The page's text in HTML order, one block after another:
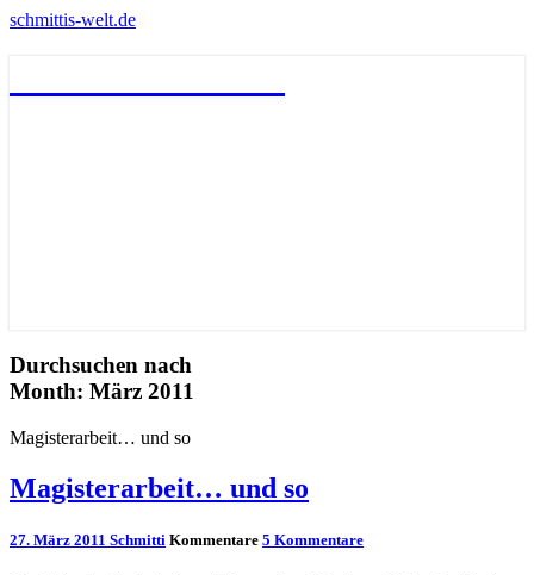
schmittis-welt.de
Durchsuchen nach
Month: März 2011
Magisterarbeit… und so
Magisterarbeit… und so
27. März 2011 Schmitti Kommentare 5 Kommentare